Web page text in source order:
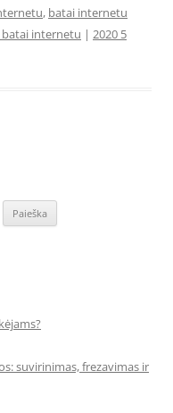
, batai internetu
internetu | 2020 5
suvirinimas, frezavimas ir